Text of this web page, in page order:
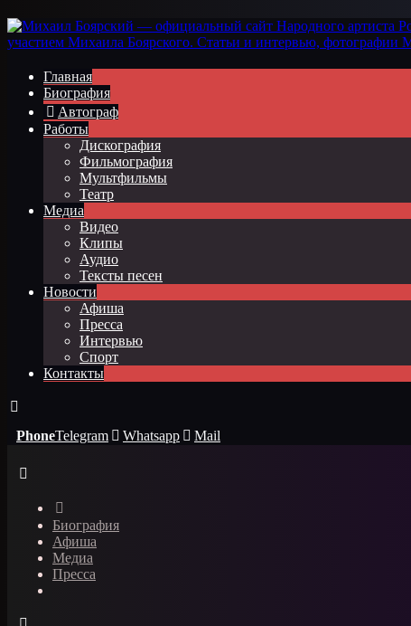
Главная
Биография
Автограф
Работы
Дискография
Фильмография
Мультфильмы
Театр
Медиа
Видео
Клипы
Аудио
Тексты песен
Новости
Афиша
Пресса
Интервью
Спорт
Контакты
PhoneTelegram Whatsapp Mail
Биография
Афиша
Медиа
Пресса